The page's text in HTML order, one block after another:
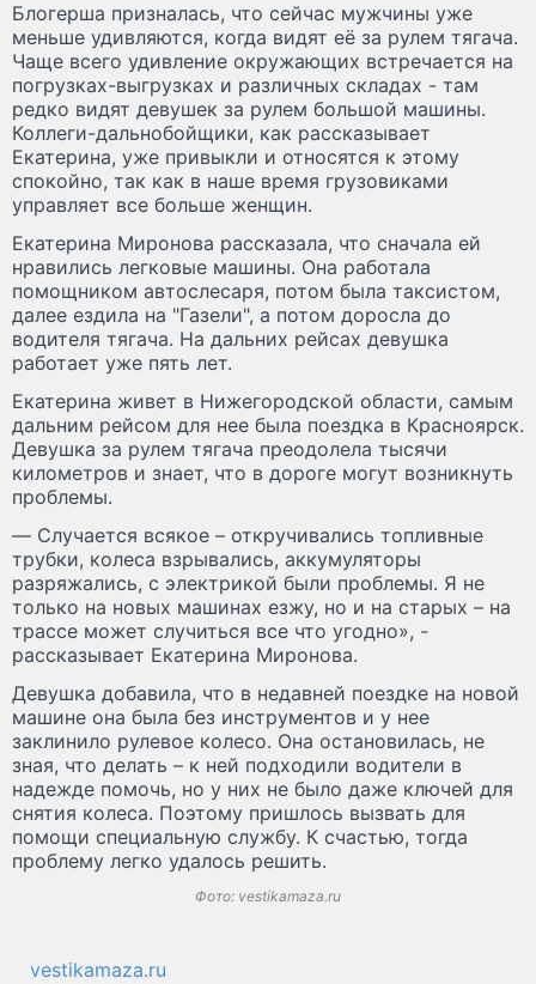
Блогерша призналась, что сейчас мужчины уже
меньше удивляются, когда видят её за рулем тягача.
Чаще всего удивление окружающих встречается на
погрузках-выгрузках и различных складах - там
редко видят девушек за рулем большой машины.
Коллеги-дальнобойщики, как рассказывает
Екатерина, уже привыкли и относятся к этому
спокойно, так как в наше время грузовиками
управляет все больше женщин.
Екатерина Миронова рассказала, что сначала ей
нравились легковые машины. Она работала
помощником автослесаря, потом была таксистом,
далее ездила на "Газели", а потом доросла до
водителя тягача. На дальних рейсах девушка
работает уже пять лет.
Екатерина живет в Нижегородской области, самым
дальним рейсом для нее была поездка в Красноярск.
Девушка за рулем тягача преодолела тысячи
километров и знает, что в дороге могут возникнуть
проблемы.
— Случается всякое – откручивались топливные
трубки, колеса взрывались, аккумуляторы
разряжались, с электрикой были проблемы. Я не
только на новых машинах езжу, но и на старых – на
трассе может случиться все что угодно», -
рассказывает Екатерина Миронова.
Девушка добавила, что в недавней поездке на новой
машине она была без инструментов и у нее
заклинило рулевое колесо. Она остановилась, не
зная, что делать – к ней подходили водители в
надежде помочь, но у них не было даже ключей для
снятия колеса. Поэтому пришлось вызвать для
помощи специальную службу. К счастью, тогда
проблему легко удалось решить.
Фото: vestikamaza.ru
vestikamaza.ru